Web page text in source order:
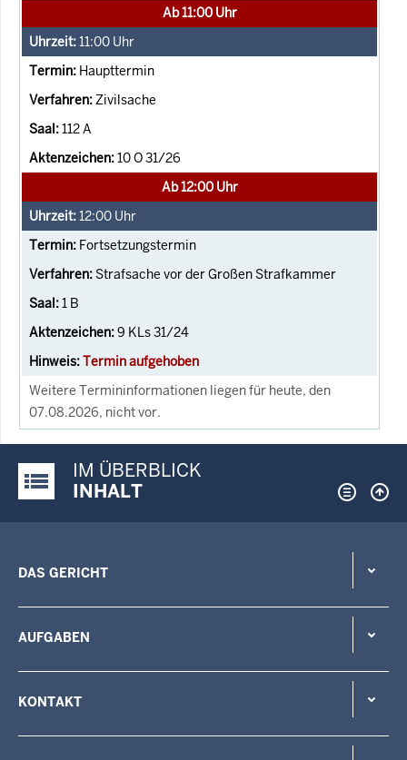
Ab 11:00 Uhr
11:00 Uhr
Haupttermin
Zivilsache
112 A
10 O 31/26
Ab 12:00 Uhr
12:00 Uhr
Fortsetzungstermin
Strafsache vor der Großen Strafkammer
1 B
9 KLs 31/24
Termin aufgehoben
Weitere Termininformationen liegen für heute, den
07.08.2026, nicht vor.
Justiz-Portal im Überblick:
IM ÜBERBLICK
INHALT
DAS GERICHT
AUFGABEN
KONTAKT